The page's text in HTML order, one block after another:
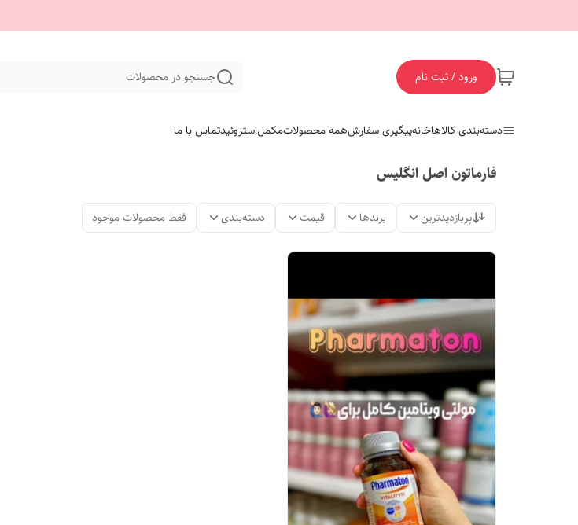
ورود / ثبت نام جستجو در محصولات
دسته‌بندی کالاهاخانهپیگیری سفارشهمه محصولاتمکملاستروئیدتماس با ما
فارماتون اصل انگلیس
پربازدیدترین برندها قیمت دسته‌بندی فقط محصولات موجود